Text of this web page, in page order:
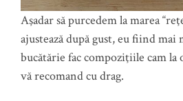
Aşadar să purcedem la marea
ajustează după gust, eu fiind
bucătărie fac compoziţiile cam la
vă recomand cu drag.